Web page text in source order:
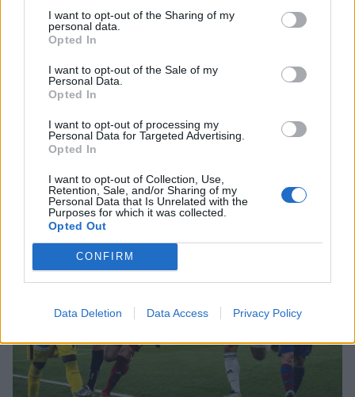
I want to opt-out of the Sharing of my
personal data.
Opted In
I want to opt-out of the Sale of my
Personal Data.
Opted In
I want to opt-out of processing my
Personal Data for Targeted Advertising.
Opted In
I want to opt-out of Collection, Use,
Retention, Sale, and/or Sharing of my
Personal Data that Is Unrelated with the
Purposes for which it was collected.
Opted Out
CONFIRM
Data Deletion Data Access Privacy Policy
SHOWBIZ
Τροχαίο ατύχημα για τον Mike
Από την εκκλησία στην ξαπλώστρα:
Η εντυπωσιακή πόζα της
Καινούργιου με μαγιό και το
προσκύνημα
MEDIA
της πρεμιέρας
επαναφέρουμε», λέει ο ναυαγοσώστης για τη μητέρα
που πνίγηκε